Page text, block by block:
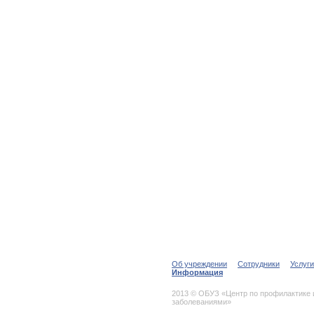
Об учреждении Сотрудники
Услуги
Информация
2013 © ОБУЗ «Центр по
заболеваниями»